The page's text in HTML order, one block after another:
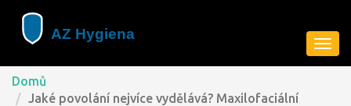
Domů
Jaké povolání nejvíce vydělává? Maxilofaciální